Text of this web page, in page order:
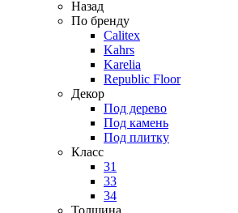
Назад
По бренду
Calitex
Kahrs
Karelia
Republic Floor
Декор
Под дерево
Под камень
Под плитку
Класс
31
33
34
Толщина